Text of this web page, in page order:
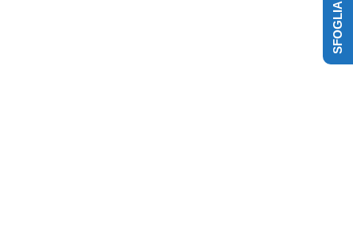
SFOGLIA